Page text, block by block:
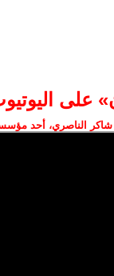
على
الناصري، أحد